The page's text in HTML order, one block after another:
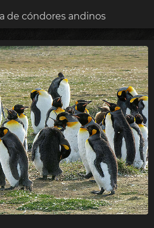
de cóndores andinos